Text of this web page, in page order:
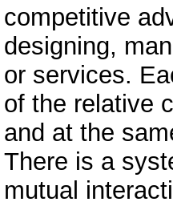
competitive
designing,
or services.
of the relative
and at the
There is a
mutual